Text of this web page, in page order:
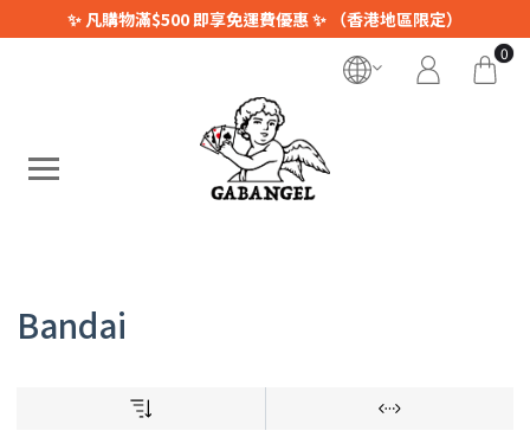
✨ 凡購物滿$500 即享免運費優惠 ✨ （香港地區限定）
0
Bandai